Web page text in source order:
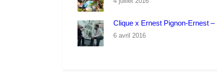
Clique x Ernest Pignon-Ernest
6 avril 2016